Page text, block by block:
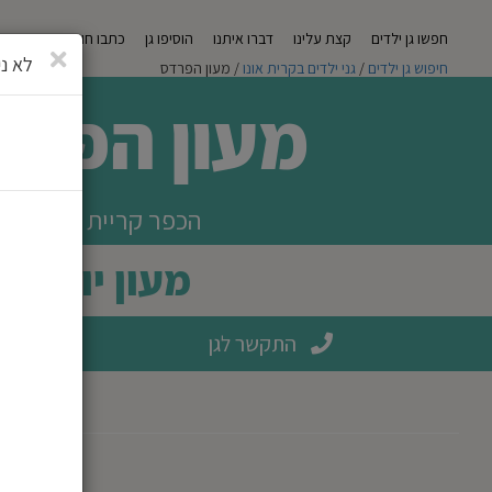
חפשו גן ילדים קצת עלינו דברו איתנו הוסיפו גן כתבו חוות דעת
חיפוש גן ילדים / גני ילדים בקרית אונו/ מעון הפרדס
מעון
הכפר קריית אונו
מעון יום
התקשר לגן
סגירה
לא